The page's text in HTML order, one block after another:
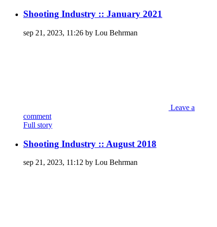
Shooting Industry :: January 2021
sep 21, 2023, 11:26 by Lou Behrman
Leave a
comment
Full story
Shooting Industry :: August 2018
sep 21, 2023, 11:12 by Lou Behrman